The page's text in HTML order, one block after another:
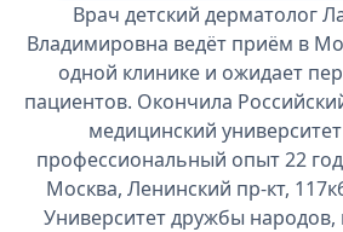
Врач детский дерматолог
Владимировна ведёт приём в
одной клинике и ожидает
пациентов. Окончила
медицинский университет
профессиональный опыт 22
Москва, Ленинский пр-кт,
Университет дружбы народов,